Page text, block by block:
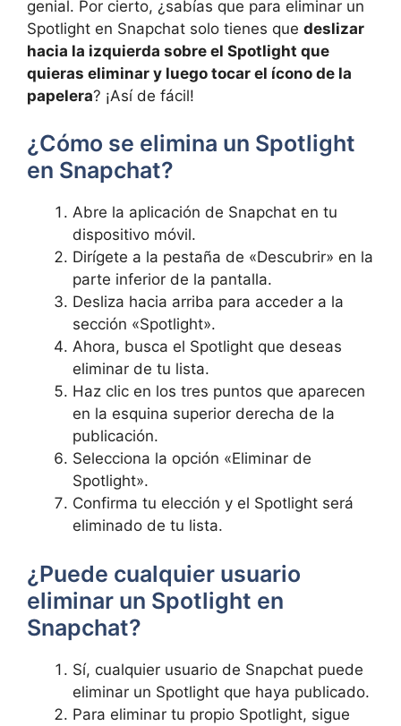
genial. Por cierto, ¿sabías que‌ para eliminar un
Spotlight‌ en Snapchat​ solo tienes que deslizar
hacia la ​izquierda sobre el Spotlight que
quieras eliminar y luego tocar el ícono de la
papelera? ¡Así de fácil!
¿Cómo se elimina ⁣un Spotlight
en Snapchat? ‌
Abre ⁣la aplicación de ‌Snapchat en tu ​
dispositivo móvil.
Dirígete a la pestaña de «Descubrir» en la
parte inferior de la pantalla.
Desliza hacia arriba ​para ‍acceder a la
sección⁤ «Spotlight».
Ahora,⁣ busca el Spotlight que ‌deseas
eliminar de tu lista.
Haz clic en los tres puntos‍ que‌ aparecen
en la esquina ​superior derecha de ‍la
‌publicación. ⁢
Selecciona la opción «Eliminar de
Spotlight».
Confirma tu elección y ‍el Spotlight será
eliminado de tu lista.
¿Puede cualquier usuario
eliminar un Spotlight⁢ en
Snapchat?
Sí, ⁢cualquier usuario de Snapchat puede
eliminar un Spotlight ⁣que haya publicado.
Para eliminar tu propio Spotlight, sigue